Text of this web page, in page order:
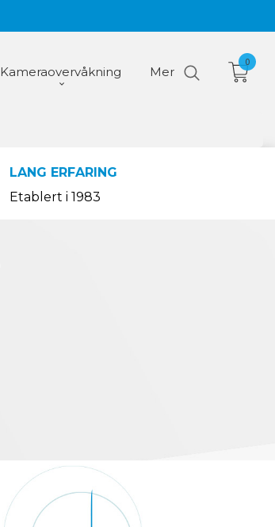
Kameraovervåkning Mer
0
LANG ERFARING
Etablert i 1983